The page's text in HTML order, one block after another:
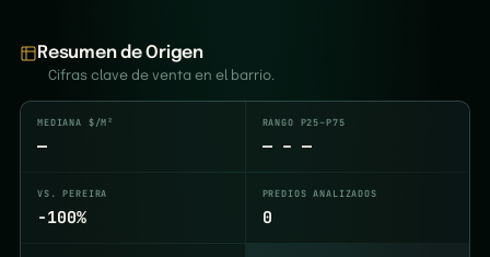
Resumen de Origen
Cifras clave de venta en el barrio.
MEDIANA $/M²
—
RANGO P25–P75
— – —
VS. PEREIRA
-100%
PREDIOS ANALIZADOS
0